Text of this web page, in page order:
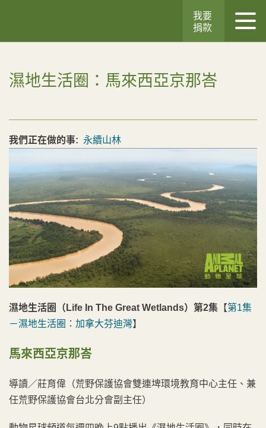
我要
捐款
濕地生活圈：馬來西亞京那峇
我們正在做的事: 永續山林
濕地生活圈（Life In The Great Wetlands）第2集 【第1集
－濕地生活圈：加拿大芬迪灣】
馬來西亞京那峇
導讀／莊育偉（荒野保護協會雙連埤環境教育中心主任、兼
任荒野保護協會台北分會副主任）